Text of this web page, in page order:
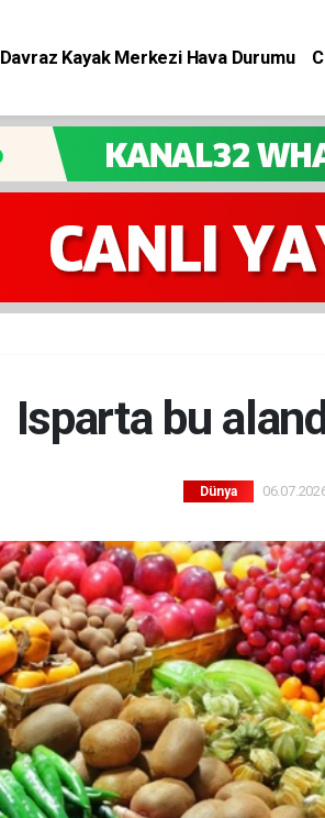
Davraz Kayak Merkezi Hava Durumu
Isparta bu
Dünya